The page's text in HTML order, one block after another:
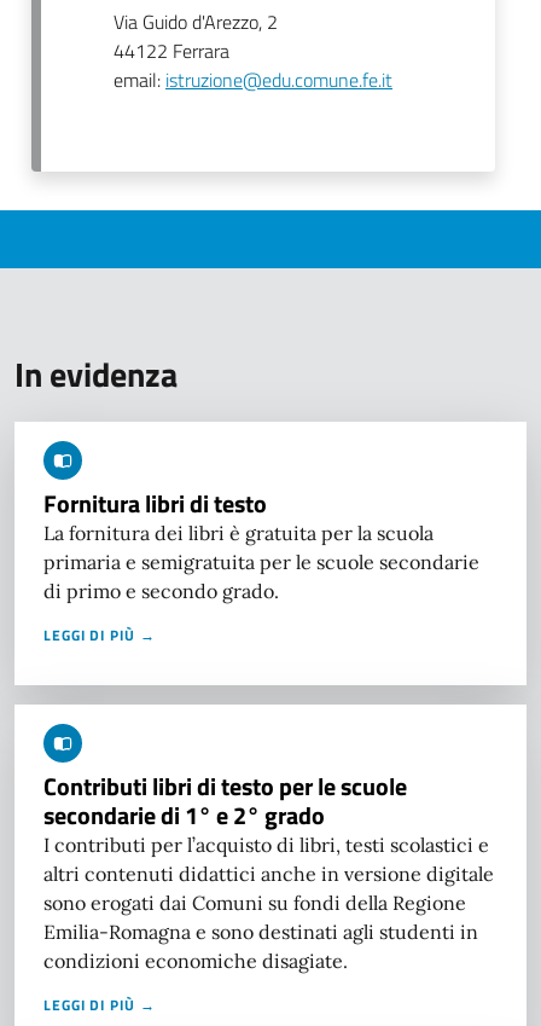
Via Guido d'Arezzo, 2
44122 Ferrara
email: istruzione@edu.comune.fe.it
In evidenza
Fornitura libri di testo
La fornitura dei libri è gratuita per la scuola
primaria e semigratuita per le scuole secondarie
di primo e secondo grado.
LEGGI DI PIÙ →
Contributi libri di testo per le scuole
secondarie di 1° e 2° grado
I contributi per l’acquisto di libri, testi scolastici e
altri contenuti didattici anche in versione digitale
sono erogati dai Comuni su fondi della Regione
Emilia-Romagna e sono destinati agli studenti in
condizioni economiche disagiate.
LEGGI DI PIÙ →